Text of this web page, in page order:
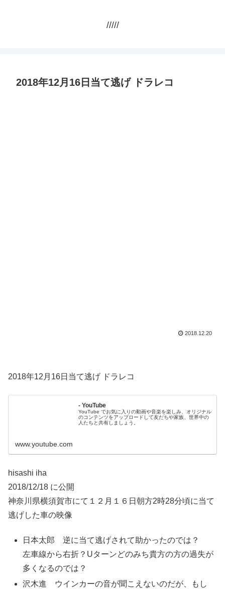
/////
2018年12月16日当て逃げ ドラレコ
2018.12.20
2018年12月16日当て逃げ ドラレコ
- YouTube
YouTube でお気に入りの動画や音楽を楽しみ、オリジナル
のコンテンツをアップロードして友だちや家族、世界中の
人たちと共有しましょう。
www.youtube.com
hisashi iha
2018/12/18 に公開
神奈川県横須賀市にて１２月１６日朝方2時28分頃に当て
逃げした車の映像
日本太郎 逆に当て逃げされて助かったのでは？
左車線から右折？Uターンどのみち貴方の方の過失が
多くなるのでは？
沢木進 ウインカーの音が聞こえないのだが、もし